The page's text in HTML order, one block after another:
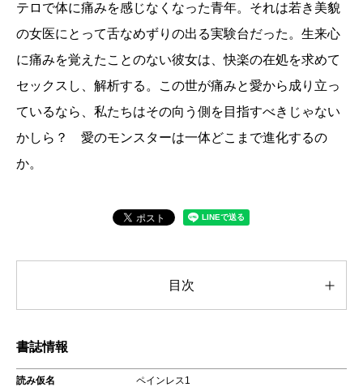
テロで体に痛みを感じなくなった青年。それは若き美貌
の女医にとって舌なめずりの出る実験台だった。生来心
に痛みを覚えたことのない彼女は、快楽の在処を求めて
セックスし、解析する。この世が痛みと愛から成り立っ
ているなら、私たちはその向う側を目指すべきじゃない
かしら？ 愛のモンスターは一体どこまで進化するの
か。
目次
書誌情報
読み仮名 ペインレス1